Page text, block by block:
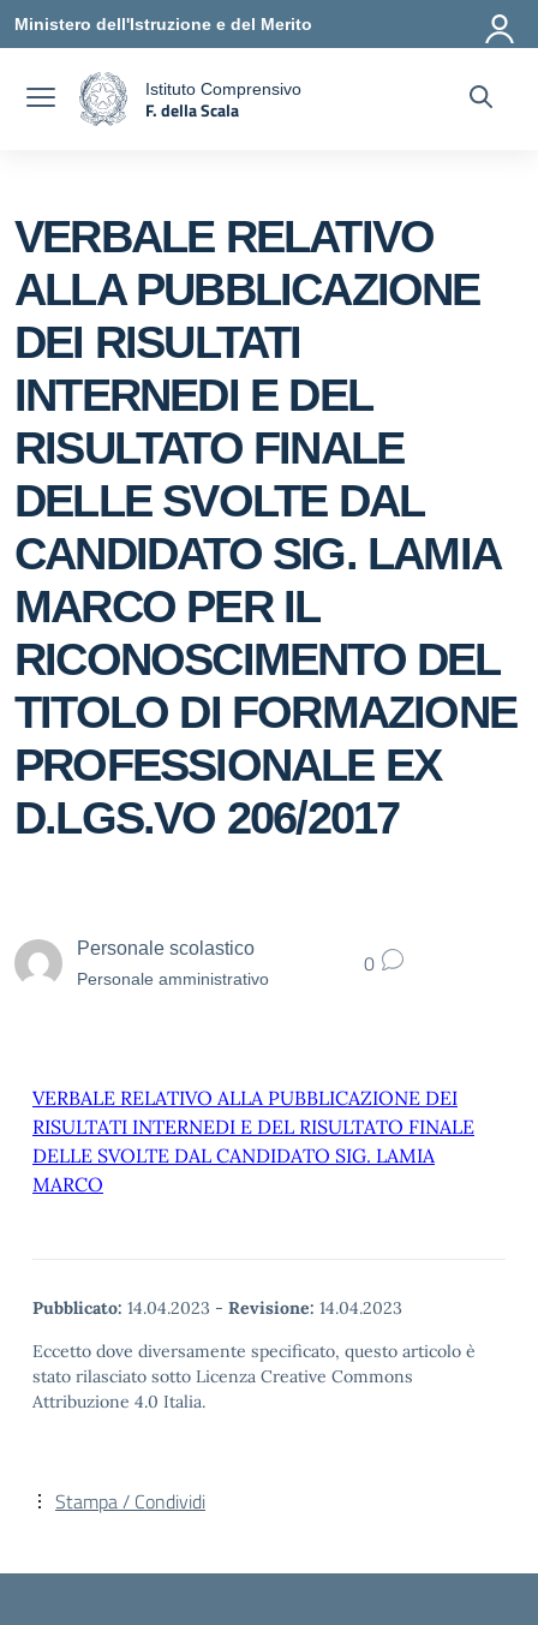
Vai ai contenuti
Vai al menu di navigazione
Vai al footer
Ministero dell'Istruzione e del Merito
Istituto Comprensivo
F. della Scala
VERBALE RELATIVO
ALLA PUBBLICAZIONE
DEI RISULTATI
INTERNEDI E DEL
RISULTATO FINALE
DELLE SVOLTE DAL
CANDIDATO SIG. LAMIA
MARCO PER IL
RICONOSCIMENTO DEL
TITOLO DI FORMAZIONE
PROFESSIONALE EX
D.LGS.VO 206/2017
Personale scolastico
Personale amministrativo
0
VERBALE RELATIVO ALLA PUBBLICAZIONE DEI
RISULTATI INTERNEDI E DEL RISULTATO FINALE
DELLE SVOLTE DAL CANDIDATO SIG. LAMIA
MARCO
Pubblicato: 14.04.2023 - Revisione: 14.04.2023
Eccetto dove diversamente specificato, questo articolo è
stato rilasciato sotto Licenza Creative Commons
Attribuzione 4.0 Italia.
Stampa / Condividi